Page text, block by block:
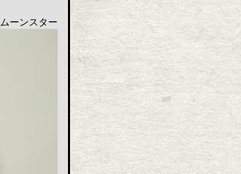
ムーンスター